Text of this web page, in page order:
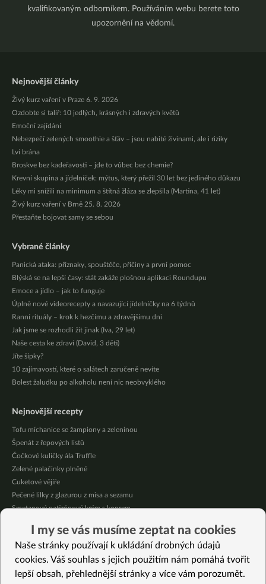
kvalifikovaným odborníkem. Používáním webu berete toto
upozornění na vědomí.
Nejnovější články
Živý kurz vaření v Praze 6. 9. 2026
Ozdobte si talíř: 10 jedlých, krásných i zdravých květů
Emoční zajídání
Nebezpečí zelených smoothie a šťáv – jsou nabité živinami, ale i riziky
Lví brána
Broskve bez kadeřavosti – jde to vůbec bez chemie?
Krevní skupina a jídelníček: mýtus, který přežil 30 let bez jediného důkazu
Léky mi snížili na minimum a štítná žláza se zlepšila (Martina, 41 let)
Živý kurz vaření v Brně 25. 8. 2026
Přestaňte bojovat samy se sebou
Vybrané články
Panická ataka: příznaky, spouštěče, příčiny a první pomoc
Blýská se na lepší časy: stát zakáže plošnou aplikaci Roundupu
Emoce a jídlo – jak to funguje
Úplně nové videorecepty a navazující jídelníčky na 6 týdnů
Ranní rituály – krok k hezčímu a zdravějšímu dni
Jak jsme se rozhodli žít jinak (Iva, 29 let)
Naše cesta ke zdraví (David, 3 děti)
Jíte šípky?
10 zajímavostí, které o salátech zaručeně nevíte
Bolest žaludku po alkoholu není nic neobvyklého
Nejnovější recepty
Tofu míchanice se žampiony a zeleninou
Špenát z řepových listů
Čočkové kuličky ála Truffle
Zelené palačinky plněné
Cuketové vějíře
Pečené lilky z glazurou z misa a sezamu
Smetanový patizónový krém s koprem
Pikantní mexická kukuřice se “sýrovou” omáčkou
Citrónové jablečné muffiny se sójovou šlehačkou
Vybrané recepty
I my se vás musíme zeptat na cookies
Naše stránky používají k ukládání drobných údajů
cookies. Váš souhlas s jejich použitím nám pomáhá tvořit
lepší obsah, přehlednější stránky a více vám porozumět.